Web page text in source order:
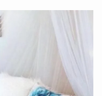
75円/分 × 参加人数
時給換算：4,500円
250円/分 × 参加人
時給換算：15,000